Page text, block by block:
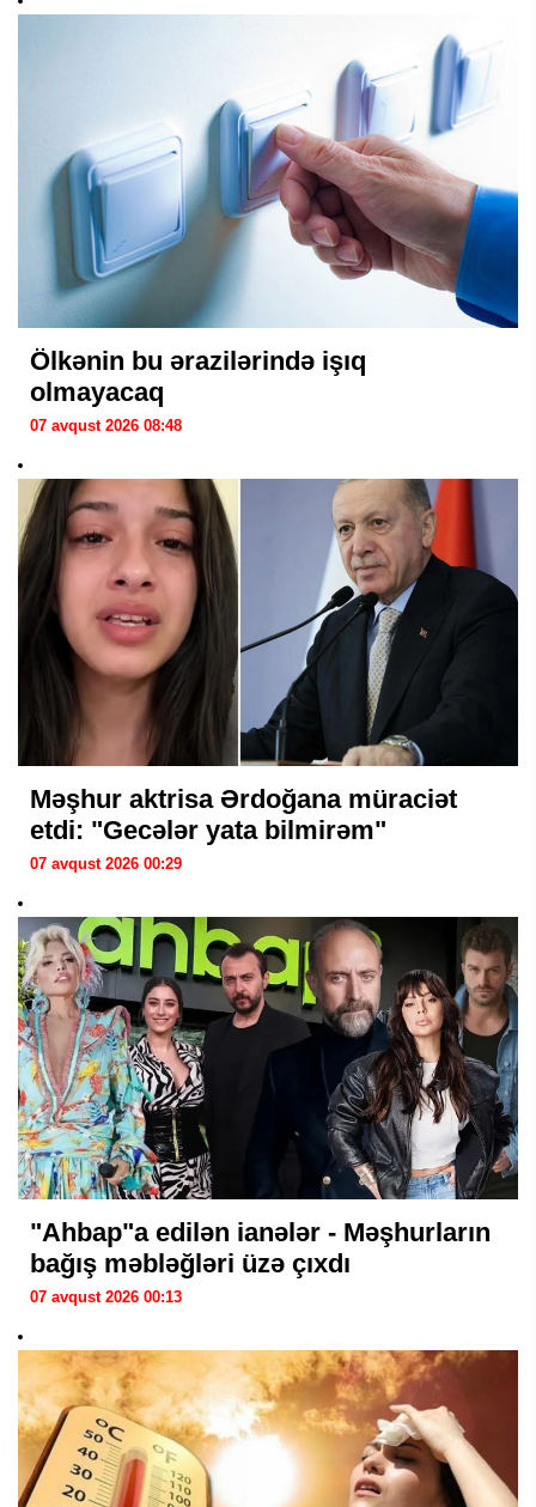
Ölkənin bu ərazilərində işıq
olmayacaq
07 avqust 2026 08:48
Məşhur aktrisa Ərdoğana müraciət
etdi: "Gecələr yata bilmirəm"
07 avqust 2026 00:29
"Ahbap"a edilən ianələr - Məşhurların
bağış məbləğləri üzə çıxdı
07 avqust 2026 00:13